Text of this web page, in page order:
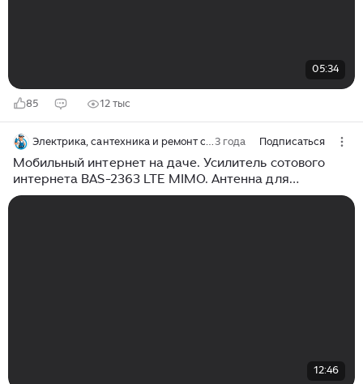
05:34
85 12 тыс
3 года Подписаться
Мобильный интернет на даче. Усилитель сотового
интернета BAS-2363 LTE MIMO. Антенна для
интернета.
12:46